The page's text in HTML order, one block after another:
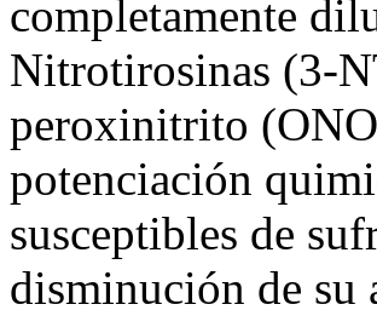
completamente
Nitrotirosinas (3-
peroxinitrito
potenciación
susceptibles de
disminución de su